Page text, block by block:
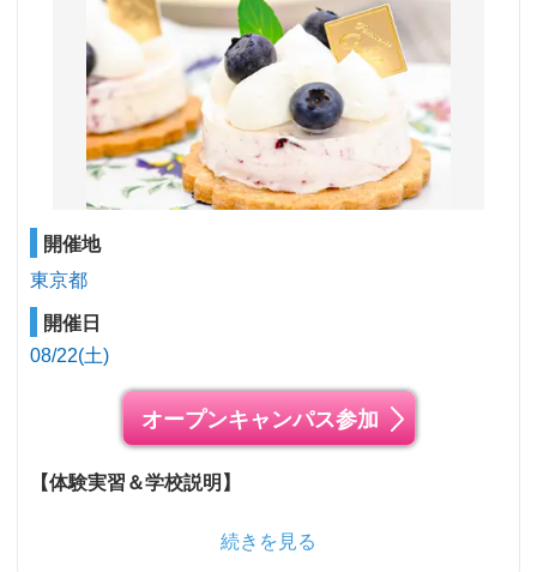
開催地
東京都
開催日
08/22(土)
オープンキャンパス参加
【体験実習＆学校説明】
続きを見る